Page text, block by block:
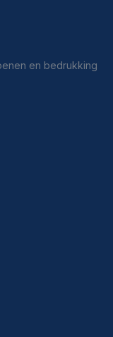
en bedrukking